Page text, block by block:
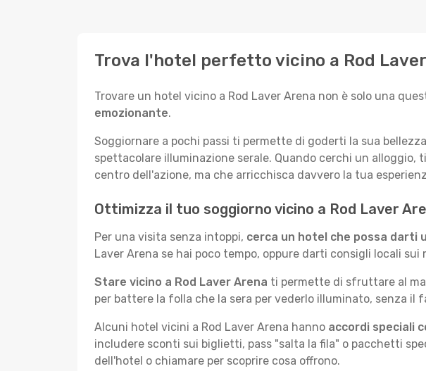
Trova l'hotel perfetto vicino a Rod
Trovare un hotel vicino a Rod Laver Arena non è solo una
emozionante.
Soggiornare a pochi passi ti permette di goderti la sua
spettacolare illuminazione serale. Quando cerchi un
centro dell'azione, ma che arricchisca davvero la tua
Ottimizza il tuo soggiorno vicino a Rod Laver
Per una visita senza intoppi, cerca un hotel che possa darti
Laver Arena se hai poco tempo, oppure darti consigli locali
Stare vicino a Rod Laver Arena ti permette di sfruttare al
per battere la folla che la sera per vederlo illuminato, senza il
Alcuni hotel vicini a Rod Laver Arena hanno accordi speciali
includere sconti sui biglietti, pass "salta la fila" o pacchetti
dell'hotel o chiamare per scoprire cosa offrono.